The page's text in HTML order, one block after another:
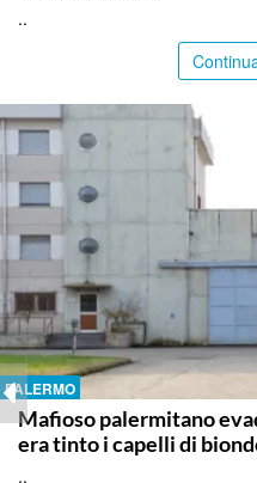
..
PALERMO
Mafioso palermitano
era tinto i capelli di
..